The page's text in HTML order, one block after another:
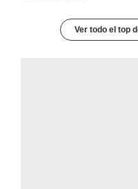
Ver todo el top